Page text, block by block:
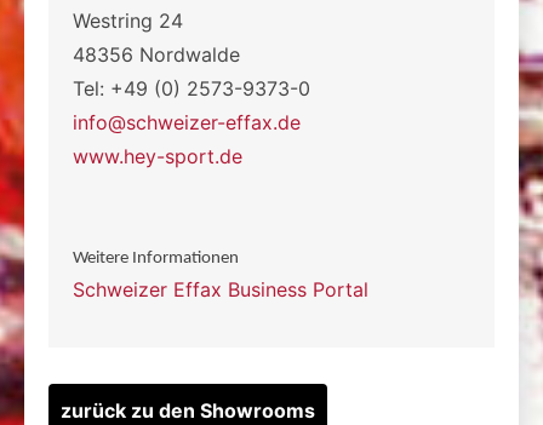
Westring 24
48356 Nordwalde
Tel: +49 (0) 2573-9373-0
info@schweizer-effax.de
www.hey-sport.de
Weitere Informationen
Schweizer Effax Business Portal
zurück zu den Showrooms